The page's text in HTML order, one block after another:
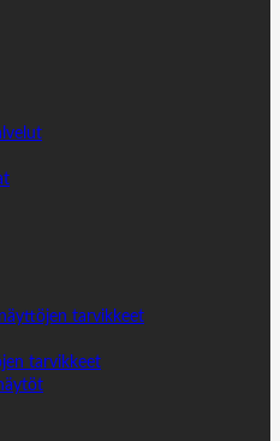
tarvikkeet
tarvikkeet